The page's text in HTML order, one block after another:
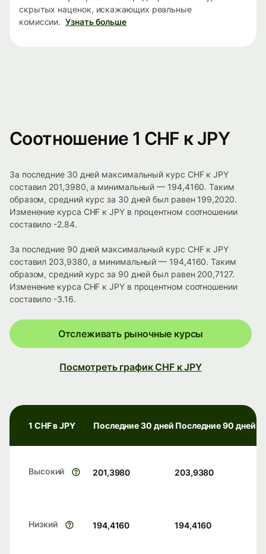
скрытых наценок, искажающих реальные
комиссии. Узнать больше
Соотношение 1 CHF к JPY
За последние 30 дней максимальный курс CHF к JPY
составил 201,3980, а минимальный — 194,4160. Таким
образом, средний курс за 30 дней был равен 199,2020.
Изменение курса CHF к JPY в процентном соотношении
составило -2.84.
За последние 90 дней максимальный курс CHF к JPY
составил 203,9380, а минимальный — 194,4160. Таким
образом, средний курс за 90 дней был равен 200,7127.
Изменение курса CHF к JPY в процентном соотношении
составило -3.16.
Отслеживать рыночные курсы
Посмотреть график CHF к JPY
1 CHF в JPY Последние 30 дней Последние 90 дней
Высокий 201,3980 203,9380
Низкий 194,4160 194,4160